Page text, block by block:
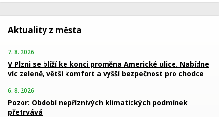
Aktuality z města
7. 8. 2026
V Plzni se blíží ke konci proměna Americké ulice. Nabídne
víc zeleně, větší komfort a vyšší bezpečnost pro chodce
6. 8. 2026
Pozor: Období nepříznivých klimatických podmínek
přetrvává